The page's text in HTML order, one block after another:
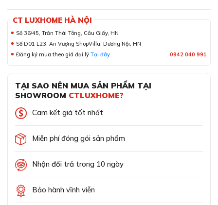
CT LUXHOME HÀ NỘI
Số 36/45, Trần Thái Tông, Cầu Giấy, HN
Số D01 L23, An Vượng ShopVilla, Dương Nội, HN
Đăng ký mua theo giá đại lý Tại đây 0942 040 991
TẠI SAO NÊN MUA SẢN PHẨM TẠI
SHOWROOM CTLUXHOME?
Cam kết giá tốt nhất
Miễn phí đóng gói sản phẩm
Nhận đổi trả trong 10 ngày
Bảo hành vĩnh viễn